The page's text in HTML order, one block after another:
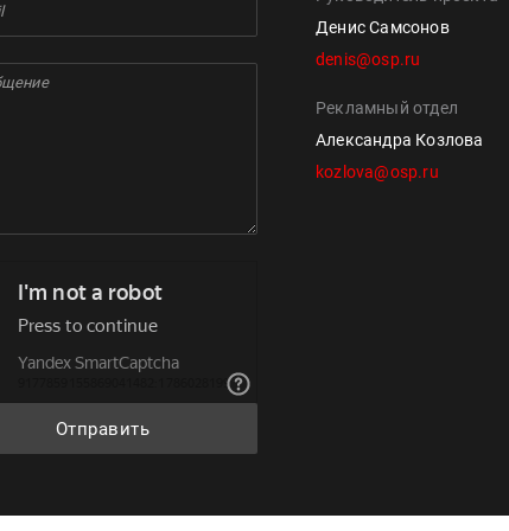
Отправить
Денис Самсонов
denis@osp.ru
Рекламный отдел
Александра Козлова
kozlova@osp.ru